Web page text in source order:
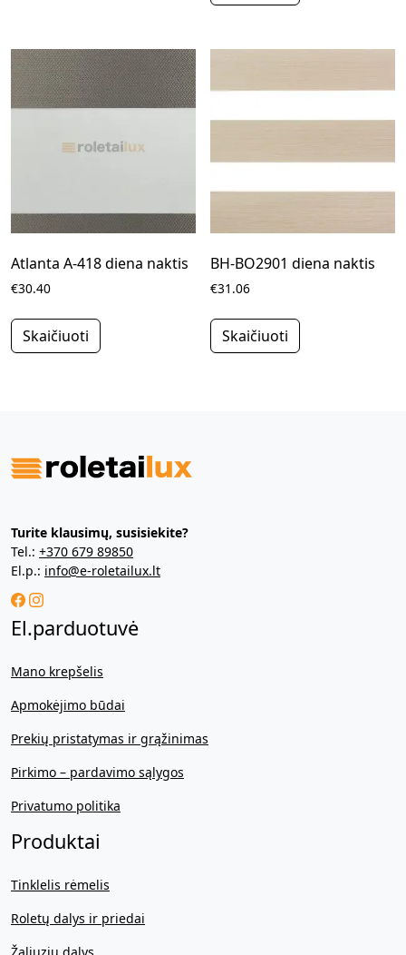
Atlanta A-418 diena naktis
€30.40
Skaičiuoti
BH-BO2901 diena naktis
€31.06
Skaičiuoti
Turite klausimų, susisiekite?
Tel.: +370 679 89850
El.p.: info@e-roletailux.lt
El.parduotuvė
Mano krepšelis
Apmokėjimo būdai
Prekių pristatymas ir grąžinimas
Pirkimo – pardavimo sąlygos
Privatumo politika
Produktai
Tinklelis rėmelis
Roletų dalys ir priedai